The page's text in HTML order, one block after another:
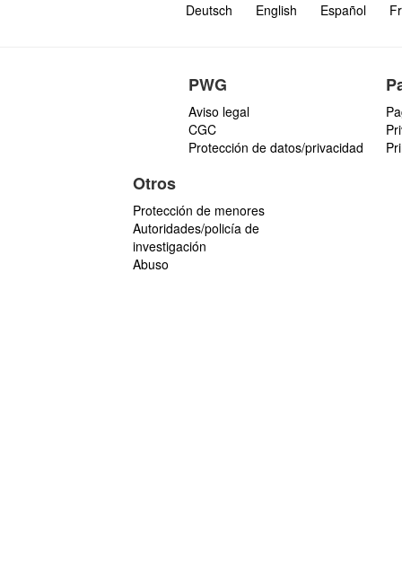
Deutsch English Español
PWG
Aviso legal
CGC
Protección de datos/privacidad
Otros
Protección de menores
Autoridades/policía de
investigación
Abuso